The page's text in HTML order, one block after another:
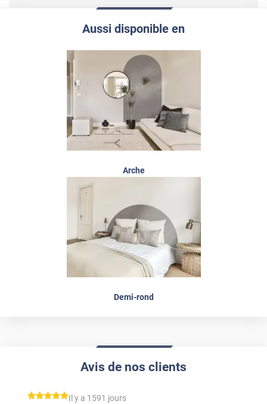
Aussi disponible en
Arche
Demi-rond
Avis de nos clients
*****
Il y a 1591 jours